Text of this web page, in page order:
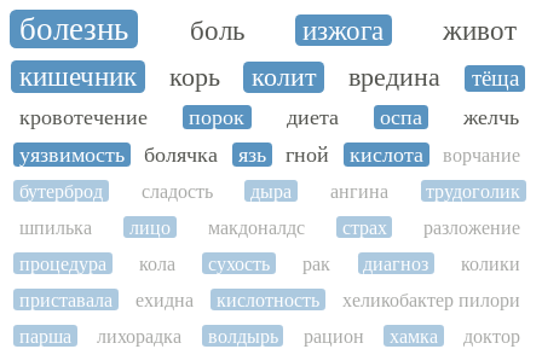
болезнь
боль изжога
живот
кишечник
корь колит вредина тёща
кровотечение порок диета оспа
желчь
уязвимость
болячка язь гной кислота
ворчание
бутерброд
сладость дыра ангина
трудоголик
шпилька
лицо макдоналдс страх
разложение
процедура
кола сухость рак диагноз
колики
приставала
ехидна кислотность
хеликобактер пилори
парша
лихорадка волдырь рацион хамка
доктор